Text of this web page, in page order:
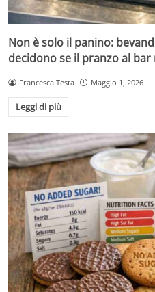
Non è solo il panino:
decidono se il pranzo al
Francesca Testa Maggio 1, 2026
Leggi di più